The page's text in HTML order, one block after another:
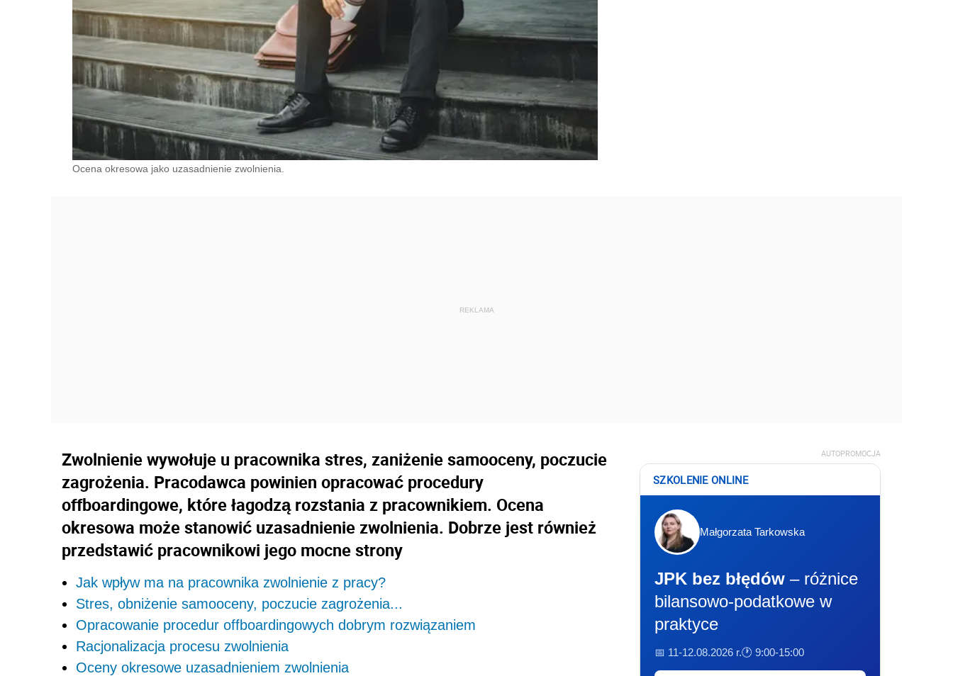
Ocena okresowa jako uzasadnienie zwolnienia.
Zwolnienie wywołuje u pracownika stres, zaniżenie samooceny, poczucie
zagrożenia. Pracodawca powinien opracować procedury
offboardingowe, które łagodzą rozstania z pracownikiem. Ocena
okresowa może stanowić uzasadnienie zwolnienia. Dobrze jest również
przedstawić pracownikowi jego mocne strony
Jak wpływ ma na pracownika zwolnienie z pracy?
Stres, obniżenie samooceny, poczucie zagrożenia...
Opracowanie procedur offboardingowych dobrym rozwiązaniem
Racjonalizacja procesu zwolnienia
Oceny okresowe uzasadnieniem zwolnienia
AUTOPROMOCJA
SZKOLENIE ONLINE
Małgorzata Tarkowska
JPK bez błędów – różnice
bilansowo-podatkowe w
praktyce
📅 11-12.08.2026 r.🕐 9:00-15:00